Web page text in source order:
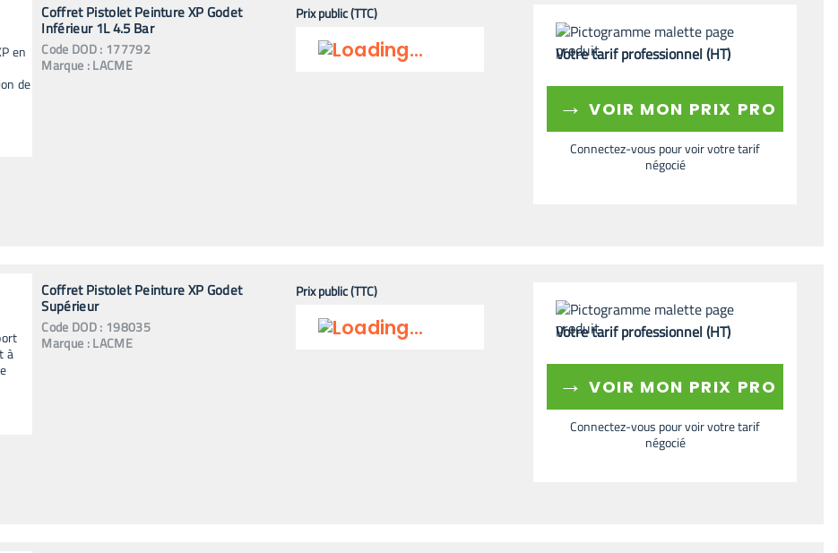
Coffret Pistolet Peinture XP Godet
Inférieur 1L 4.5 Bar
Code DOD: 177792
Marque :LACME
Prix public (TTC)
Votre tarif professionnel (HT)
→ VOIR MON PRIX PRO
Connectez-vous pour voir votre tarif
négocié
Coffret Pistolet Peinture XP Godet
Supérieur
Code DOD: 198035
Marque :LACME
Prix public (TTC)
Votre tarif professionnel (HT)
→ VOIR MON PRIX PRO
Connectez-vous pour voir votre tarif
négocié